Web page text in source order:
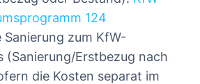
124
Sanierung zum KfW-
(Sanierung/Erstbezug nach
die Kosten separat im